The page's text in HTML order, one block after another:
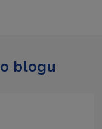
blogu